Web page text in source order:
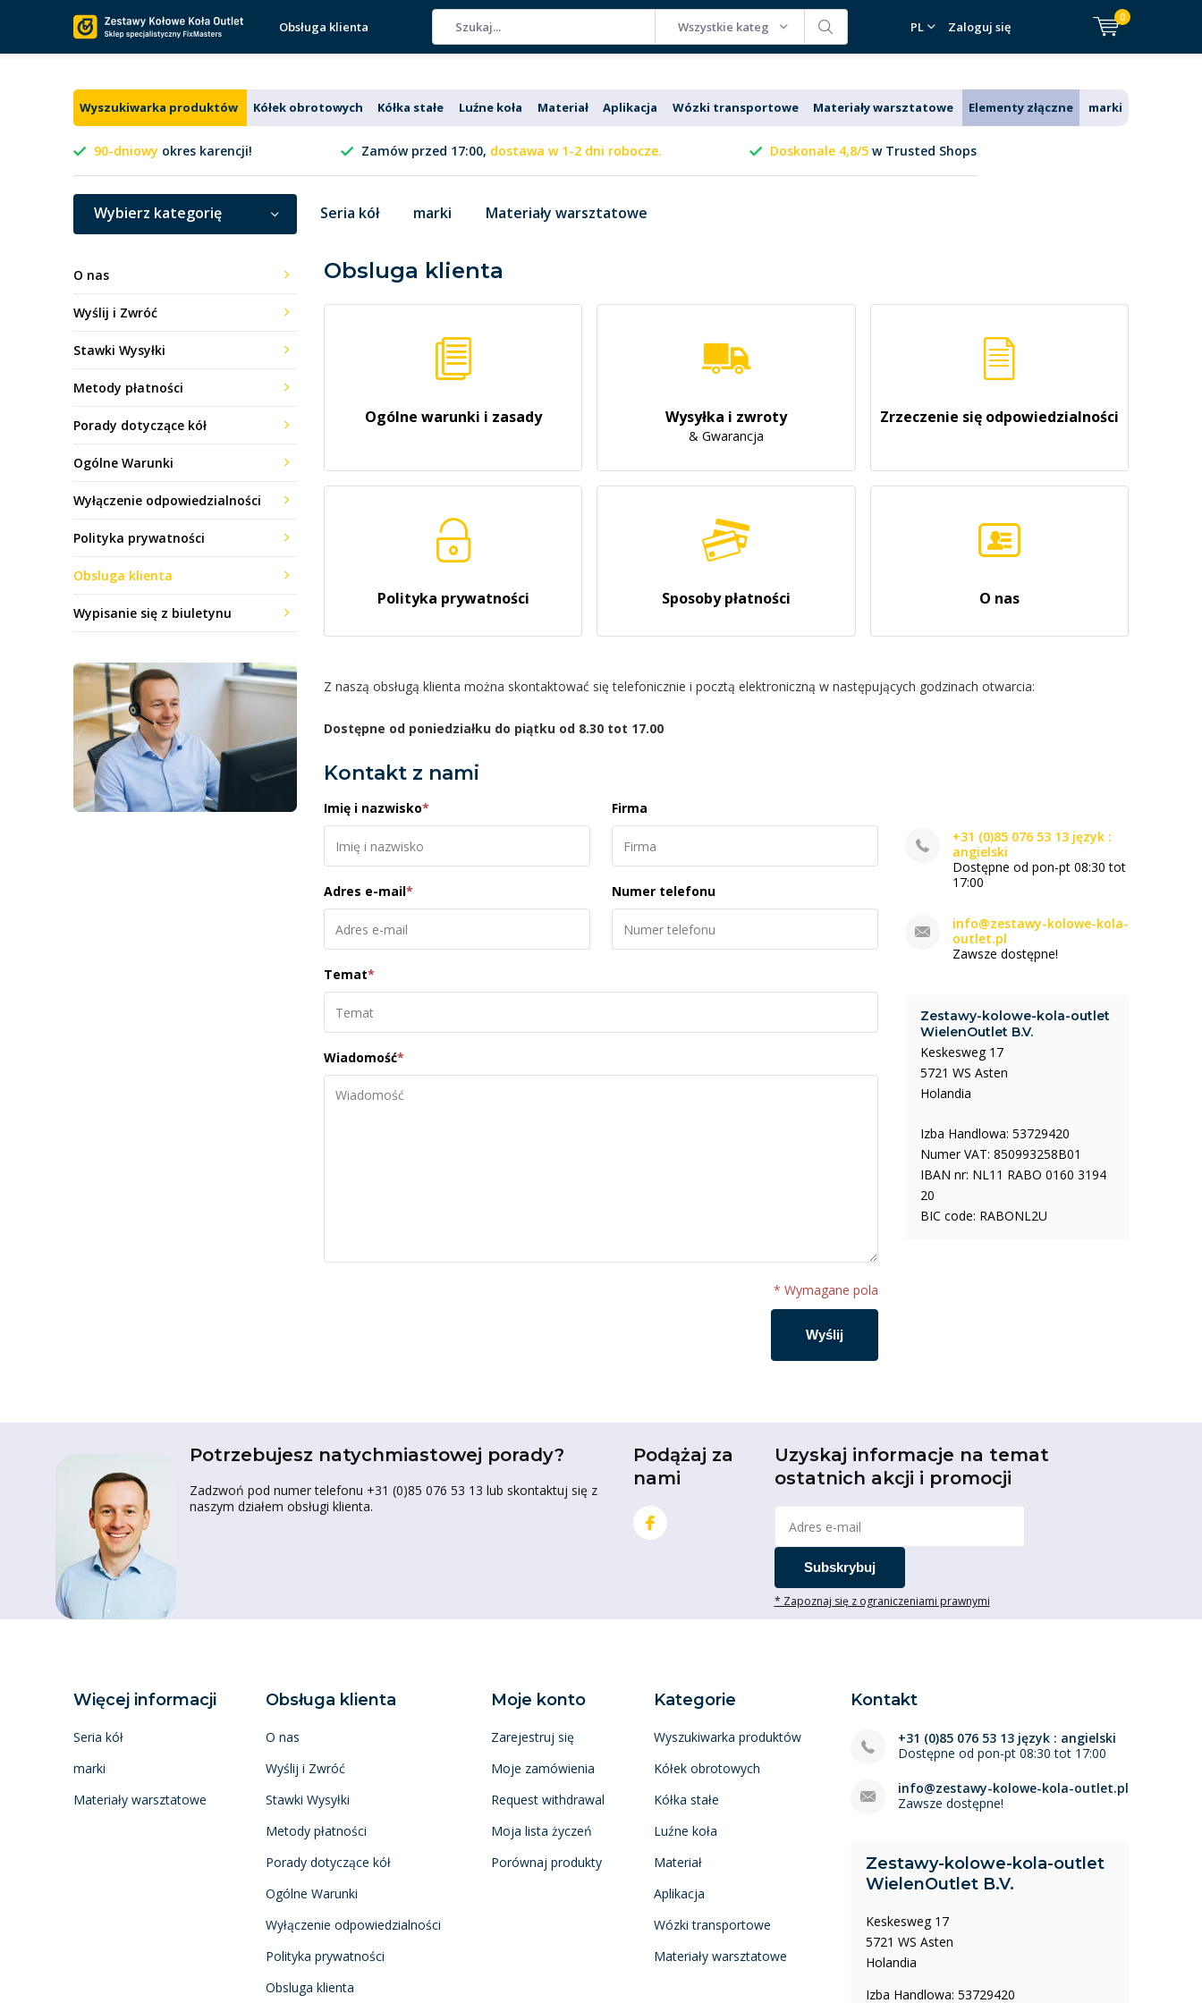
Obsługa klienta Wszystkie kategorie PL Zaloguj się
0
Wyszukiwarka produktów Kółek obrotowych Kółka stałe Luźne koła Materiał Aplikacja Wózki transportowe Materiały warsztatowe Elementy złączne marki
90-dniowy okres karencji! Zamów przed 17:00, dostawa w 1-2 dni robocze. Doskonale 4,8/5 w Trusted Shops
Wybierz kategorię Seria kół marki Materiały warsztatowe
Obsluga klienta
Ogólne warunki i zasady Wysyłka i zwroty
& Gwarancja
Zrzeczenie się odpowiedzialności
Polityka prywatności Sposoby płatności O nas
Z naszą obsługą klienta można skontaktować się telefonicznie i pocztą elektroniczną w następujących godzinach otwarcia:
Dostępne od poniedziałku do piątku od 8.30 tot 17.00
Kontakt z nami
Imię i nazwisko* Firma
Adres e-mail* Numer telefonu
Temat*
Wiadomość*
* Wymagane pola
Wyślij
+31 (0)85 076 53 13 język :
angielski
Dostępne od pon-pt 08:30 tot
17:00
info@zestawy-kolowe-kola-
outlet.pl
Zawsze dostępne!
Zestawy-kolowe-kola-outlet
WielenOutlet B.V.
Keskesweg 17
5721 WS Asten
Holandia
Izba Handlowa: 53729420
Numer VAT: 850993258B01
IBAN nr: NL11 RABO 0160 3194
20
BIC code: RABONL2U
O nas
Wyślij i Zwróć
Stawki Wysyłki
Metody płatności
Porady dotyczące kół
Ogólne Warunki
Wyłączenie odpowiedzialności
Polityka prywatności
Obsluga klienta
Wypisanie się z biuletynu
Potrzebujesz natychmiastowej porady?
Zadzwoń pod numer telefonu +31 (0)85 076 53 13 lub skontaktuj się z
naszym działem obsługi klienta.
Podążaj za
nami
Uzyskaj informacje na temat
ostatnich akcji i promocji
Subskrybuj
* Zapoznaj się z ograniczeniami prawnymi
Więcej informacji
Seria kół
marki
Materiały warsztatowe
Obsługa klienta
O nas
Wyślij i Zwróć
Stawki Wysyłki
Metody płatności
Porady dotyczące kół
Ogólne Warunki
Wyłączenie odpowiedzialności
Polityka prywatności
Obsluga klienta
Moje konto
Zarejestruj się
Moje zamówienia
Request withdrawal
Moja lista życzeń
Porównaj produkty
Kategorie
Wyszukiwarka produktów
Kółek obrotowych
Kółka stałe
Luźne koła
Materiał
Aplikacja
Wózki transportowe
Materiały warsztatowe
Kontakt
+31 (0)85 076 53 13 język : angielski
Dostępne od pon-pt 08:30 tot 17:00
info@zestawy-kolowe-kola-outlet.pl
Zawsze dostępne!
Zestawy-kolowe-kola-outlet
WielenOutlet B.V.
Keskesweg 17
5721 WS Asten
Holandia
Izba Handlowa: 53729420